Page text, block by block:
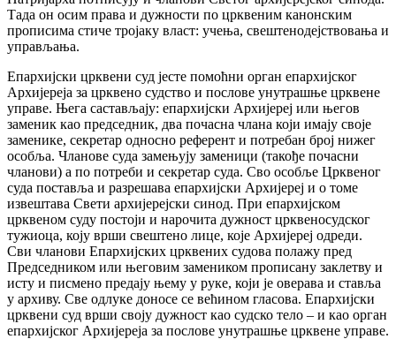
Тада он осим права и дужности по црквеним канонским
прописима стиче тројаку власт: учења, свештенодејствовања и
управљања.
Епархијски црквени суд јесте помоћни орган епархијског
Архијереја за црквено судство и послове унутрашње црквене
управе. Њега састављају: епархијски Архијереј или његов
заменик као председник, два почасна члана који имају своје
заменике, секретар односно референт и потребан број нижег
особља. Чланове суда замењују заменици (такође почасни
чланови) а по потреби и секретар суда. Сво особље Црквеног
суда поставља и разрешава епархијски Архијереј и о томе
извештава Свети архијерејски синод. При епархијском
црквеном суду постоји и нарочита дужност црквеносудског
тужиоца, коју врши свештено лице, које Архијереј одреди.
Сви чланови Епархијских црквених судова полажу пред
Председником или његовим замеником прописану заклетву и
исту и писмено предају њему у руке, који је оверава и ставља
у архиву. Све одлуке доносе се већином гласова. Епархијски
црквени суд врши своју дужност као судско тело – и као орган
епархијског Архијереја за послове унутрашње црквене управе.